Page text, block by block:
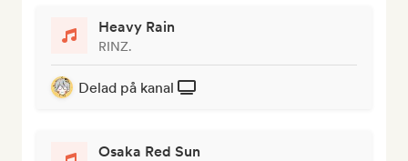
Heavy Rain
RINZ.
Delad på kanal
Osaka Red Sun